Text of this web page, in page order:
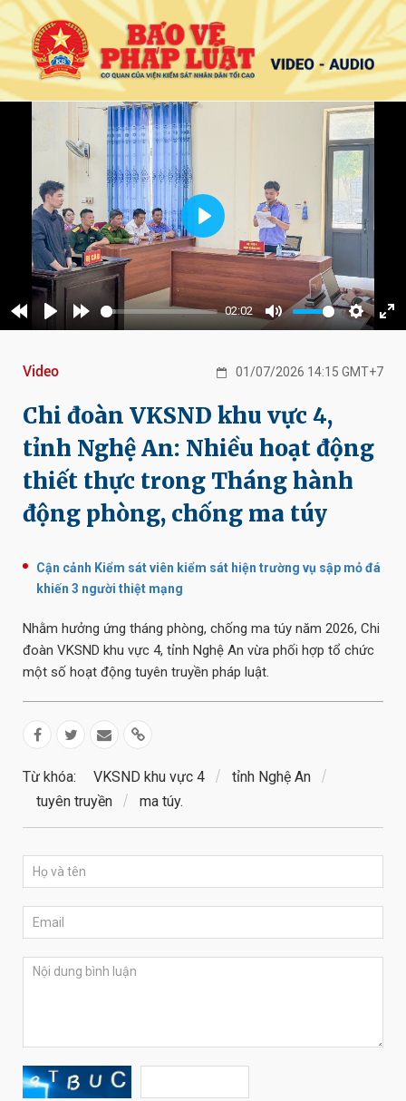
RewindPlay Forward
02:02
Mute Settings
Play
Video 01/07/2026 14:15 GMT+7
Chi đoàn VKSND khu vực 4,
tỉnh Nghệ An: Nhiều hoạt động
thiết thực trong Tháng hành
động phòng, chống ma túy
Cận cảnh Kiểm sát viên kiểm sát hiện trường vụ sập mỏ đá
khiến 3 người thiệt mạng
Nhằm hưởng ứng tháng phòng, chống ma túy năm 2026, Chi
đoàn VKSND khu vực 4, tỉnh Nghệ An vừa phối hợp tổ chức
một số hoạt động tuyên truyền pháp luật.
Từ khóa: VKSND khu vực 4
tỉnh Nghệ An
tuyên truyền
ma túy.